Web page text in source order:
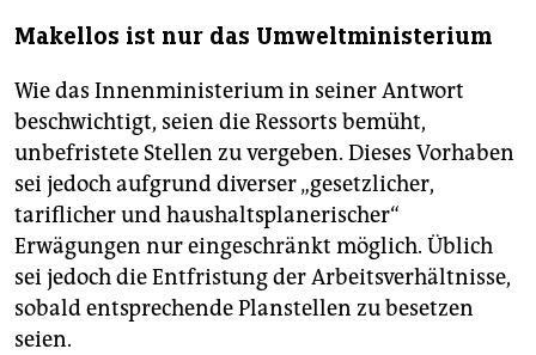
Makellos ist nur das Umweltministerium
Wie das Innenministerium in seiner Antwort
beschwichtigt, seien die Ressorts bemüht,
unbefristete Stellen zu vergeben. Dieses Vorhaben
sei jedoch aufgrund diverser „gesetzlicher,
tariflicher und haushaltsplanerischer“
Erwägungen nur eingeschränkt möglich. Üblich
sei jedoch die Entfristung der Arbeitsverhältnisse,
sobald entsprechende Planstellen zu besetzen
seien.